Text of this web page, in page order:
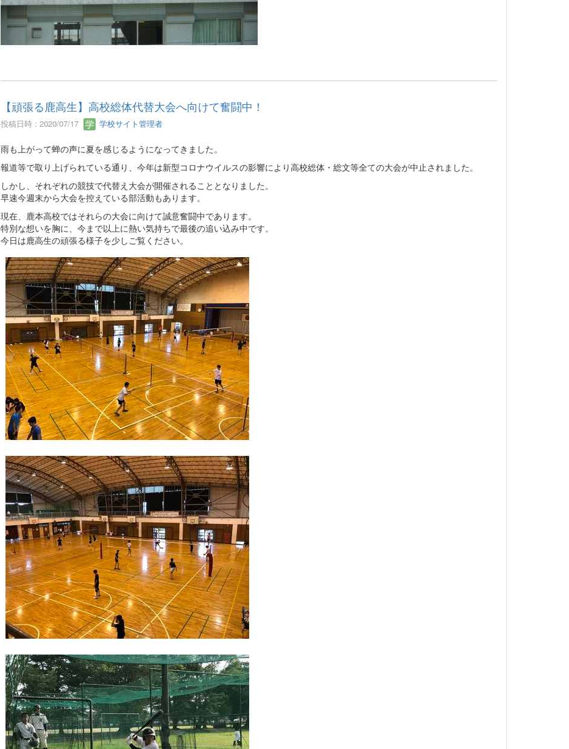
【頑張る鹿高生】高校総体代替大会へ向けて奮闘中！
投稿日時 : 2020/07/17 学校サイト管理者
雨も上がって蝉の声に夏を感じるようになってきました。
報道等で取り上げられている通り、今年は新型コロナウイルスの影響により高校総体・総文等全ての大会が中止されました。
しかし、それぞれの競技で代替え大会が開催されることとなりました。
早速今週末から大会を控えている部活動もあります。
現在、鹿本高校ではそれらの大会に向けて誠意奮闘中であります。
特別な想いを胸に、今まで以上に熱い気持ちで最後の追い込み中です。
今日は鹿高生の頑張る様子を少しご覧ください。